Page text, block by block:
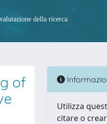
della ricerca.
of
Utilizza
citare o